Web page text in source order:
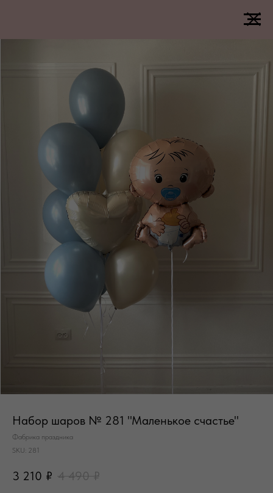
Набор шаров № 281 "Маленькое счастье"
Фабрика праздника
SKU: 281
3 210 ₽ 4 490 ₽